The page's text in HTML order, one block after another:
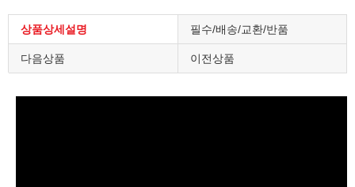
상품상세설명 필수/배송/교환/반품
다음상품 이전상품